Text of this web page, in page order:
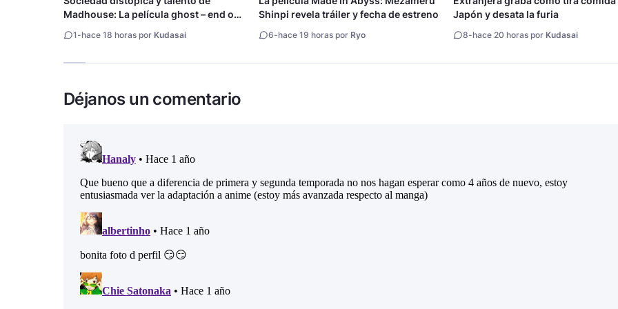
Madhouse: La película ghost – end of
1-hace 18 horas por Kudasai
Shinpi revela tráiler y fecha de estreno
6-hace 19 horas por Ryo
Japón y desata la furia
8-hace 20 horas por Kudasai
Déjanos un comentario